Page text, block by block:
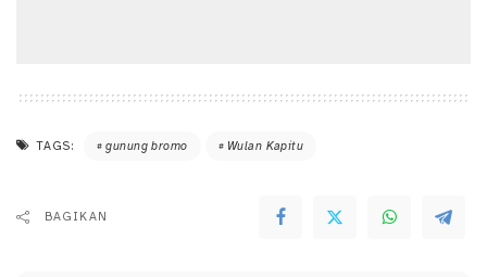
TAGS: gunung bromo Wulan Kapitu
BAGIKAN